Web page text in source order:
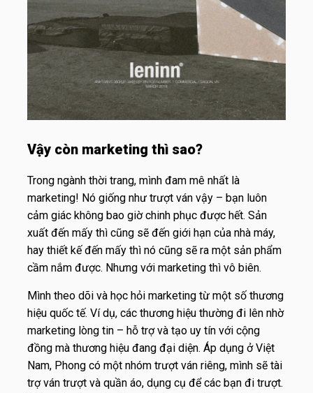
Vậy còn marketing thì sao?
Trong ngành thời trang, mình đam mê nhất là
marketing! Nó giống như trượt ván vậy – bạn luôn
cảm giác không bao giờ chinh phục được hết. Sản
xuất đến mấy thì cũng sẽ đến giới hạn của nhà máy,
hay thiết kế đến mấy thì nó cũng sẽ ra một sản phẩm
cầm nắm được. Nhưng với marketing thì vô biên.
Mình theo dõi và học hỏi marketing từ một số thương
hiệu quốc tế. Ví dụ, các thương hiệu thường đi lên nhờ
marketing lòng tin – hỗ trợ và tạo uy tín với cộng
đồng mà thương hiệu đang đại diện. Áp dụng ở Việt
Nam, Phong có một nhóm trượt ván riêng, mình sẽ tài
trợ ván trượt và quần áo, dụng cụ để các bạn đi trượt.